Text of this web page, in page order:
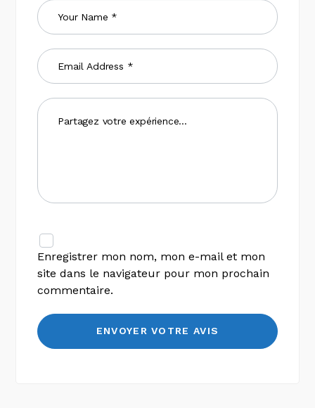
Enregistrer mon nom, mon e-mail et mon
site dans le navigateur pour mon prochain
commentaire.